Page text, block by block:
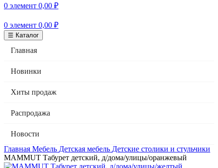
0 элемент 0,00 ₽
0 элемент 0,00 ₽
☰ Каталог
Главная
Новинки
Хиты продаж
Распродажа
Новости
Главная Мебель Детская мебель Детские столики и стульчики
MAMMUT Табурет детский, д/дома/улицы/оранжевый